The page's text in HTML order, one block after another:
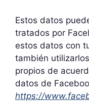
Estos datos
tratados por
estos datos con
también
propios de
datos de
https://